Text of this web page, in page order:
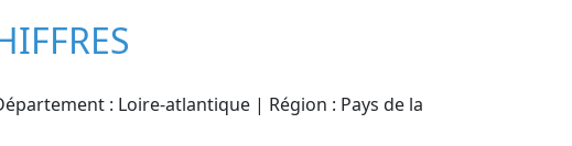
: Loire-atlantique | Région : Pays de la